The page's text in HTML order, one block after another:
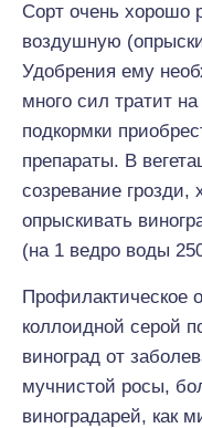
Сорт очень хорошо
воздушную
Удобрения ему
много сил тратит
подкормки
препараты. В
созревание грозди,
опрыскивать
(на 1 ведро воды
Профилактическое
коллоидной серой
виноград от
мучнистой росы,
виноградарей, как